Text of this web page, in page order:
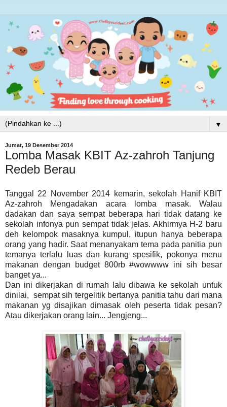
▼
Jumat, 19 Desember 2014
Lomba Masak KBIT Az-zahroh Tanjung
Redeb Berau
Tanggal 22 November 2014 kemarin, sekolah Hanif KBIT
Az-zahroh Mengadakan acara lomba masak. Walau
dadakan dan saya sempat beberapa hari tidak datang ke
sekolah infonya pun sempat tidak jelas. Akhirmya H-2 baru
deh kelompok masaknya kumpul, itupun hanya beberapa
orang yang hadir. Saat menanyakam tema pada panitia pun
temanya terlalu luas dan kurang spesifik, pokonya menu
makanan dengan budget 800rb #wowwww ini sih besar
banget ya...
Dan ini dikerjakan di rumah lalu dibawa ke sekolah untuk
dinilai, sempat sih tergelitik bertanya panitia tahu dari mana
makanan yg disajikan dimasak oleh peserta tidak pesan?
Atau dikerjakan orang lain... Jengjeng...